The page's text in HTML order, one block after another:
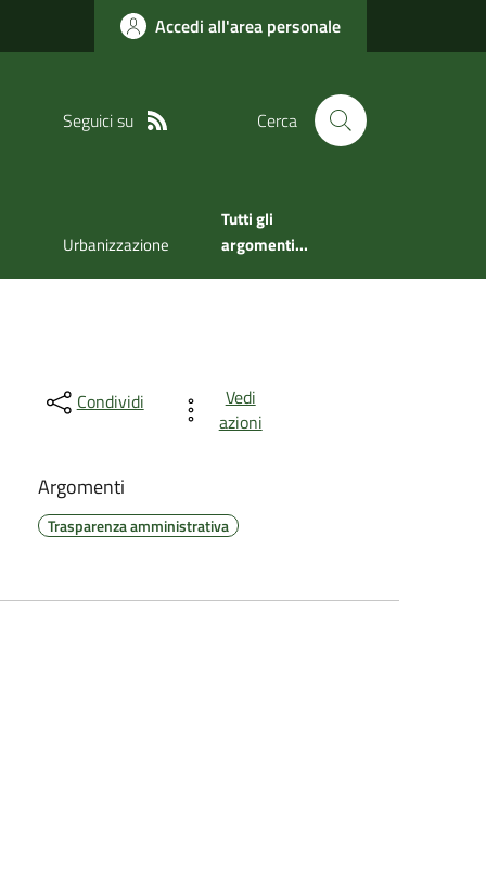
Accedi all'area personale
Seguici su Cerca
Urbanizzazione
Tutti gli
argomenti...
Condividi
Vedi
azioni
Argomenti
Trasparenza amministrativa